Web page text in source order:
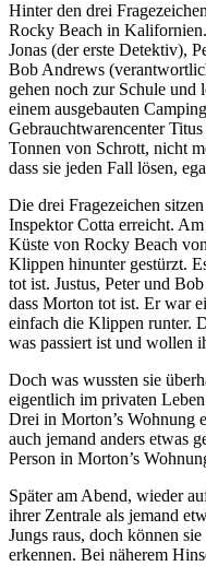
Hinter den drei
Rocky Beach in
Jonas (der erste Detektiv),
Bob Andrews
gehen noch zur Schule und
einem ausgebauten
Gebrauchtwarencenter
Tonnen von Schrott, nicht
dass sie jeden Fall lösen,
Die drei Fragezeichen
Inspektor Cotta erreicht.
Küste von Rocky Beach
Klippen hinunter gestürzt.
tot ist. Justus, Peter und
dass Morton tot ist. Er war
einfach die Klippen runter.
was passiert ist und wollen
Doch was wussten sie
eigentlich im privaten
Drei in Morton’s Wohnung
auch jemand anders etwas
Person in Morton’s
Später am Abend, wieder
ihrer Zentrale als jemand
Jungs raus, doch können
erkennen. Bei näherem